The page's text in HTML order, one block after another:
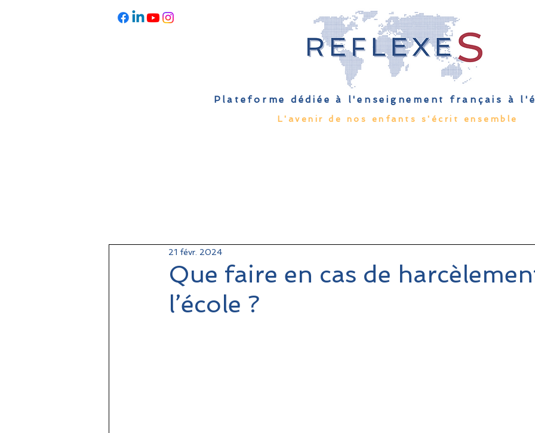
Plateforme dédiée à l'enseignement français à
L'avenir de nos enfants s'écrit ensemble
Que faire en cas de
l’école ?
21 févr. 2024